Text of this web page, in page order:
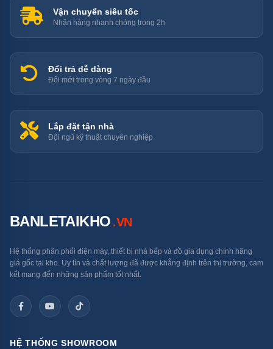
Vận chuyển siêu tốc
Nhận hàng nhanh chóng trong 2h
Đổi trả dễ dàng
Đổi mới trong vòng 7 ngày đầu
Lắp đặt tận nhà
Đội ngũ kỹ thuật chuyên nghiệp
BANLETAIKHO .VN
Hệ thống phân phối điện máy, thiết bị nhà bếp và đồ gia dụng chính hãng
giá gốc tại kho. Uy tín và chất lượng đã được khẳng định trên thị trường, cam
kết mang đến những sản phẩm tốt nhất.
HỆ THỐNG SHOWROOM